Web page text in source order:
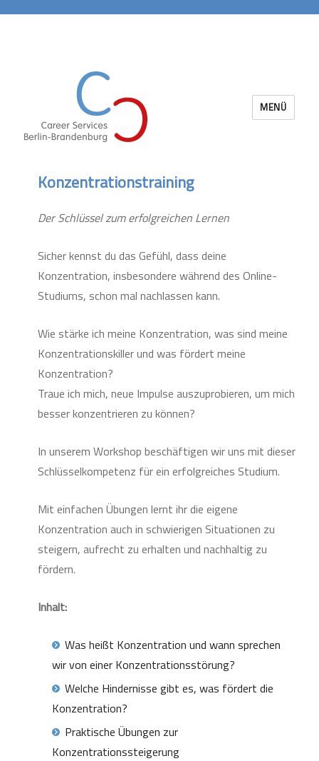
MENÜ
Konzentrationstraining
Der Schlüssel zum erfolgreichen Lernen
Sicher kennst du das Gefühl, dass deine
Konzentration, insbesondere während des Online-
Studiums, schon mal nachlassen kann.
Wie stärke ich meine Konzentration, was sind meine
Konzentrationskiller und was fördert meine
Konzentration?
Traue ich mich, neue Impulse auszuprobieren, um mich
besser konzentrieren zu können?
In unserem Workshop beschäftigen wir uns mit dieser
Schlüsselkompetenz für ein erfolgreiches Studium.
Mit einfachen Übungen lernt ihr die eigene
Konzentration auch in schwierigen Situationen zu
steigern, aufrecht zu erhalten und nachhaltig zu
fördern.
Inhalt:
Was heißt Konzentration und wann sprechen
wir von einer Konzentrationsstörung?
Welche Hindernisse gibt es, was fördert die
Konzentration?
Praktische Übungen zur
Konzentrationssteigerung